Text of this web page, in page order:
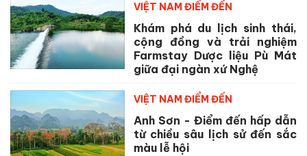
VIỆT NAM ĐIỂM ĐẾN
Khám phá du lịch sinh thái,
cộng đồng và trải nghiệm
Farmstay Dược liệu Pù Mát
giữa đại ngàn xứ Nghệ
VIỆT NAM ĐIỂM ĐẾN
Anh Sơn - Điểm đến hấp dẫn
từ chiều sâu lịch sử đến sắc
màu lễ hội